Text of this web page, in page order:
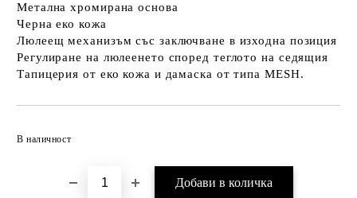
Метална хромирана основа
Черна еко кожа
Люлеещ механизъм със заключване в изходна позиция
Регулиране на люлеенето според теглото на седящия
Тапицерия от еко кожа и дамаска от типа MESH.
В наличност